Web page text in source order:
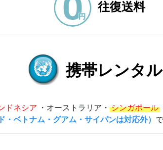
往復送料
携帯レンタ
ドネシア ・オーストラリア・ シンガポール
・ベトナム・グアム・サイパンは対応外）